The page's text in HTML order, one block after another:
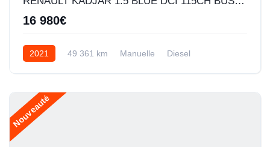
16 980€
2021 49 361 km Manuelle Diesel
Nouveauté